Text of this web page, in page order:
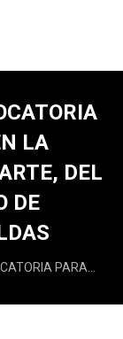
LA
DEL
DE
PARA…